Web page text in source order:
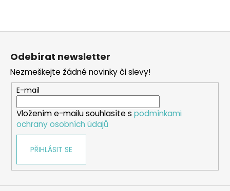
Odebírat newsletter
Nezmeškejte žádné novinky či slevy!
E-mail
Vložením e-mailu souhlasíte s podmínkami
ochrany osobních údajů
PŘIHLÁSIT SE